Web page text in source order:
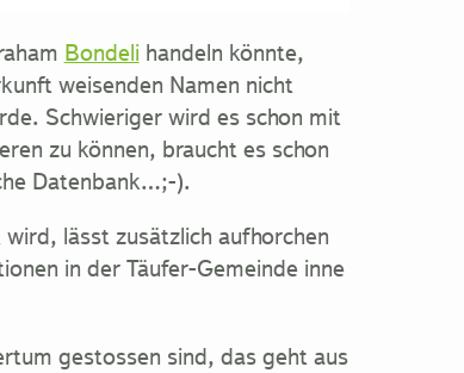
Bondelihandeln könnte,
weisenden Namen nicht
Schwieriger wird es schon mit
zu können, braucht es schon
Datenbank…;-).
lässt zusätzlich aufhorchen
in der Täufer-Gemeinde inne
gestossen sind, das geht aus